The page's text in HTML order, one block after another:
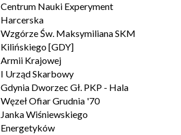
Centrum Nauki Experyment
Harcerska
Wzgórze Św. Maksymiliana SKM
Kilińskiego [GDY]
Armii Krajowej
I Urząd Skarbowy
Gdynia Dworzec Gł. PKP - Hala
Węzeł Ofiar Grudnia '70
Janka Wiśniewskiego
Energetyków